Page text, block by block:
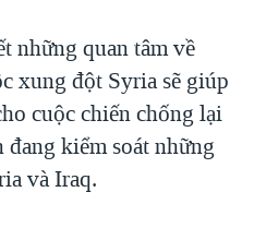
những quan tâm về
xung đột Syria sẽ giúp
cuộc chiến chống lại
kiểm soát những
và Iraq.